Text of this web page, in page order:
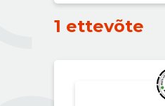
1 ettevõte